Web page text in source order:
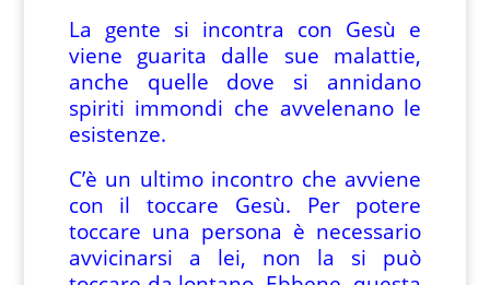
La gente si incontra con Gesù e
viene guarita dalle sue malattie,
anche quelle dove si annidano
spiriti immondi che avvelenano le
esistenze.
C’è un ultimo incontro che avviene
con il toccare Gesù. Per potere
toccare una persona è necessario
avvicinarsi a lei, non la si può